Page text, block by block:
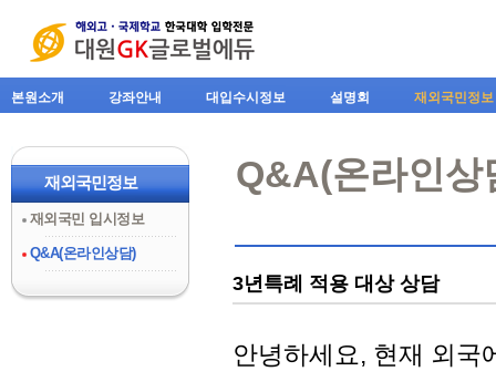
본원소개 강좌안내 대입수시정보 설명회 재외국민정보
재외국민정보
재외국민 입시정보
Q&A(온라인상담)
Q&A(온라인상
3년특례 적용 대상 상담
안녕하세요, 현재 외국